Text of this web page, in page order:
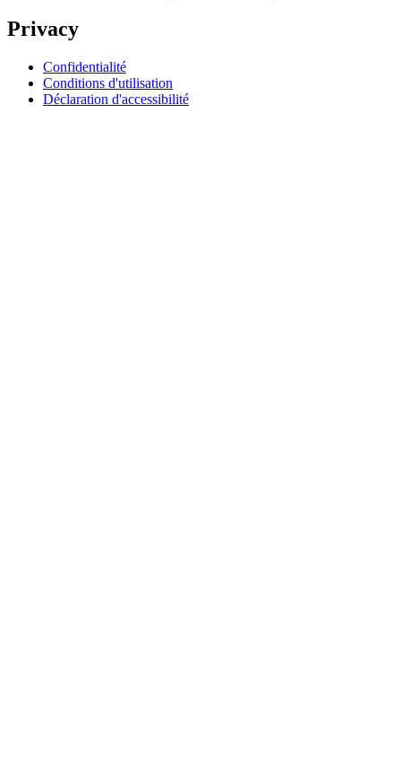
Privacy
Confidentialité
Conditions d'utilisation
Déclaration d'accessibilité